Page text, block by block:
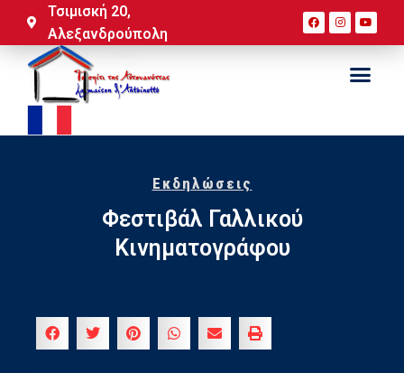
Τσιμισκή 20,
Αλεξανδρούπολη
Εκδηλώσεις
Φεστιβάλ Γαλλικού
Κινηματογράφου